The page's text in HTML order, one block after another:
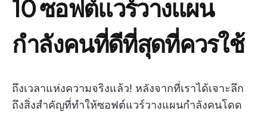
10 ซอฟต์แวร์วางแผน
กำลังคนที่ดีที่สุดที่ควรใช้
ถึงเวลาแห่งความจริงแล้ว! หลังจากที่เราได้เจาะลึก
ถึงสิ่งสำคัญที่ทำให้ซอฟต์แวร์วางแผนกำลังคนโดด